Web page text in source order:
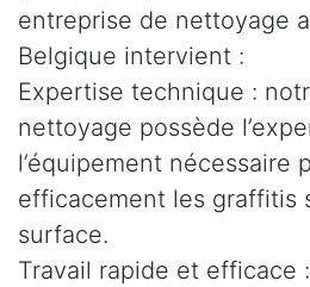
entreprise de nettoyage
Belgique intervient :
Expertise technique :
nettoyage possède
l’équipement nécessaire
efficacement les graffitis
surface.
Travail rapide et efficace